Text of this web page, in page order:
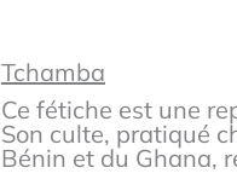
Tchamba
Ce fétiche est une
Son culte, pratiqué
Bénin et du Ghana,